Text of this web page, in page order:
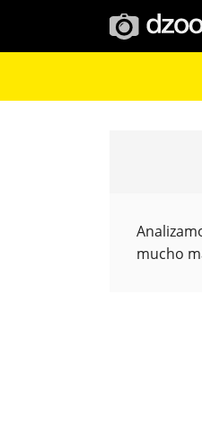
mucho